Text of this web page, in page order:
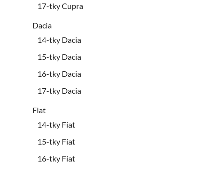
17-tky Cupra
Dacia
14-tky Dacia
15-tky Dacia
16-tky Dacia
17-tky Dacia
Fiat
14-tky Fiat
15-tky Fiat
16-tky Fiat